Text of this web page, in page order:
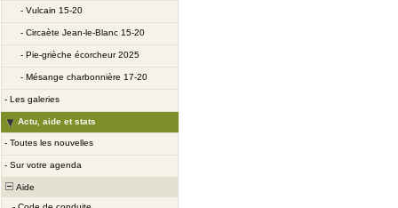
- Vulcain 15-20
- Circaète Jean-le-Blanc 15-20
- Pie-grièche écorcheur 2025
- Mésange charbonnière 17-20
- Les galeries
Actu, aide et stats
- Toutes les nouvelles
- Sur votre agenda
Aide